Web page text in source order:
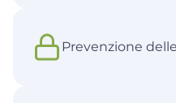
Prevenzione